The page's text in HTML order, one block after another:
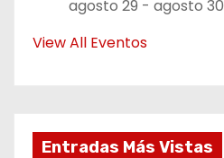
agosto 29 - agosto 30
View All Eventos
Entradas Más Vistas